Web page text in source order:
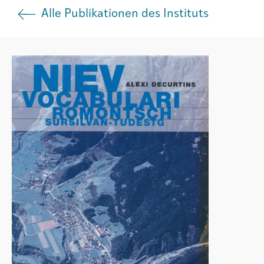
Agenda
Institut
Verein
Alle Publikationen des Instituts